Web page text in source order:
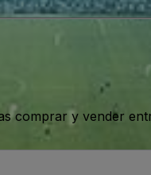
comprar y vender